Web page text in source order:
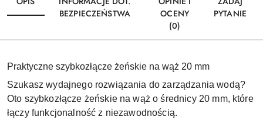
BEZPIECZEŃSTWA
OCENY
(0)
PYTANIE
Praktyczne szybkozłącze żeńskie na wąż 20 mm
Szukasz wydajnego rozwiązania do zarządzania wodą?
Oto szybkozłącze żeńskie na wąż o średnicy 20 mm, które
łączy funkcjonalność z niezawodnością.